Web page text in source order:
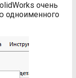
очень
одноименного